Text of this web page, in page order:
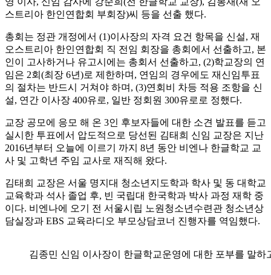
스트리아 한인연합회 부회장)씨 등을 선출 했다.
총회는 정관 개정에서 (1)이사장의 자격 요건 항목을 신설, 재
오스트리아 한인연합회 직 전임 회장을 총회에서 선출하고, 본
인이 고사하거나 유고시에는 총회서 선출하고, (2)학교장의 연
임은 2회(최장 6년)로 제한하며, 연임의 경우에도 재신임투표
의 절차는 반드시 거쳐야 하며, (3)연회비 차등 적용 조항을 신
설, 연간 이사장 400유로, 일반 정회원 300유로로 정했다.
교장 공모에 응모 해 온 3인 후보자들에 대한 소견 발표를 듣고
실시한 투표에서 압도적으로 당선된 김태희 신임 교장은 지난
2016년부터 오늘에 이르기 까지 8년 동안 비엔나 한글학교 교
사 및 고학년 주임 교사로 재직해 왔다.
김태희 교장은 서울 명지대 청소년지도학과 학사 및 동 대학교
교육학과 석사 졸업 후, 빈 국립대 한국학과 박사 과정 재학 중
이다. 비엔나에 오기 전 서울시립 노원청소년수련관 청소년상
담실장과 EBS 교육라디오 부모상담코너 진행자를 역임했다.
김종민 신임 이사장이 한글학교운영에 대한 포부를 말하